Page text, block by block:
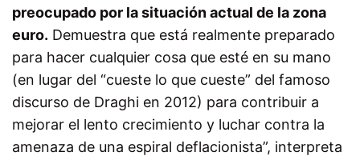
preocupado por la situación actual de la zona
euro. Demuestra que está realmente preparado
para hacer cualquier cosa que esté en su mano
(en lugar del “cueste lo que cueste” del famoso
discurso de Draghi en 2012) para contribuir a
mejorar el lento crecimiento y luchar contra la
amenaza de una espiral deflacionista”, interpreta